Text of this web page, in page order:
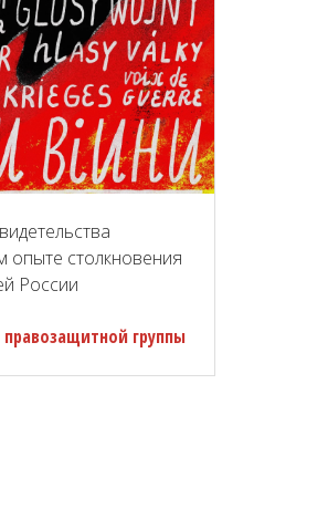
опыте столкновения
России
группы